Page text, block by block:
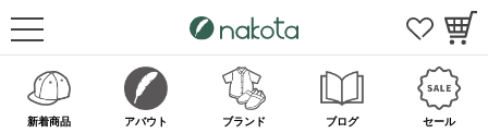
新着商品 アバウト ブランド ブログ セール